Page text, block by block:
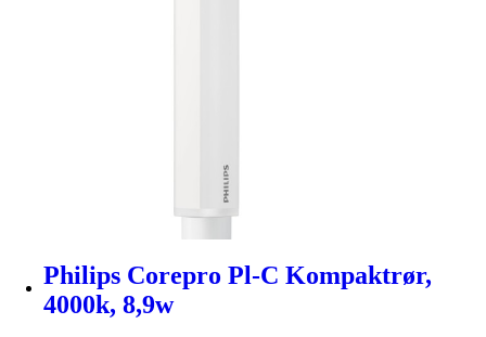
Philips Corepro Pl-C Kompaktrør,
4000k, 8,9w